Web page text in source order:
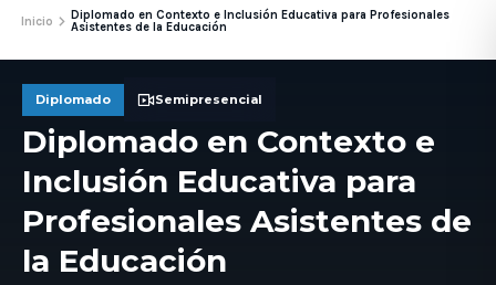
Inicio
Diplomado en Contexto e Inclusión Educativa para Profesionales
Asistentes de la Educación
Diplomado Semipresencial
Diplomado en Contexto e
Inclusión Educativa para
Profesionales Asistentes de
la Educación